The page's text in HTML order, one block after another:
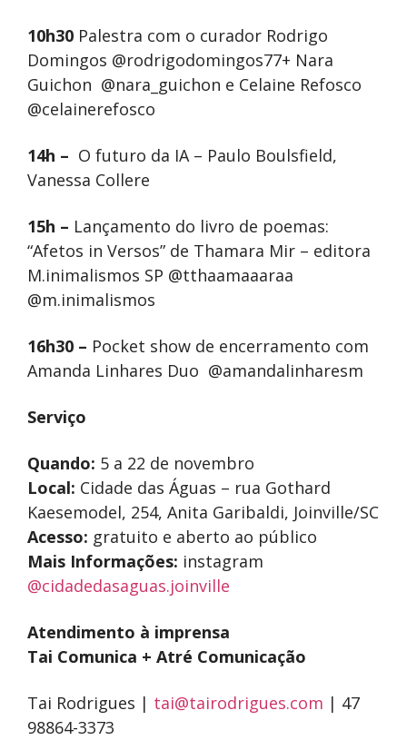
10h30 Palestra com o curador Rodrigo
Domingos @rodrigodomingos77+ Nara
Guichon @nara_guichon e Celaine Refosco
@celainerefosco
14h – O futuro da IA – Paulo Boulsfield,
Vanessa Collere
15h – Lançamento do livro de poemas:
“Afetos in Versos” de Thamara Mir – editora
M.inimalismos SP @tthaamaaaraa
@m.inimalismos
16h30 – Pocket show de encerramento com
Amanda Linhares Duo @amandalinharesm
Serviço
Quando: 5 a 22 de novembro
Local: Cidade das Águas – rua Gothard
Kaesemodel, 254, Anita Garibaldi, Joinville/SC
Acesso: gratuito e aberto ao público
Mais Informações: instagram
@cidadedasaguas.joinville
Atendimento à imprensa
Tai Comunica + Atré Comunicação
Tai Rodrigues | tai@tairodrigues.com | 47
98864-3373